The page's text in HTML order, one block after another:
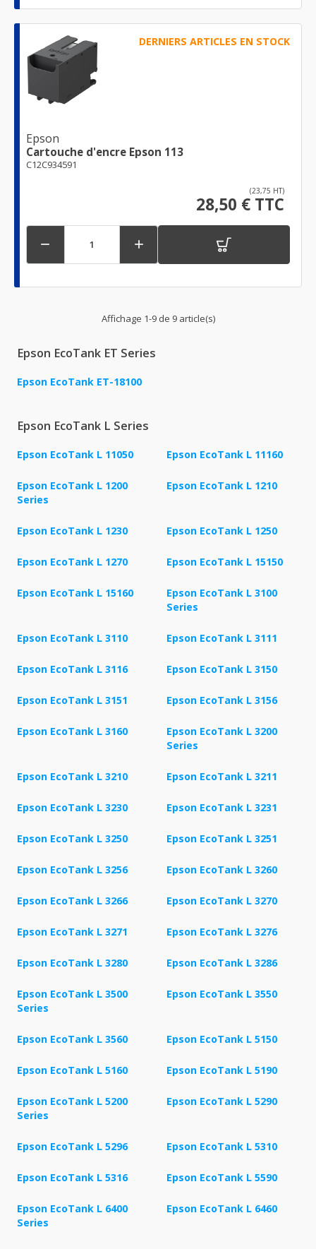
DERNIERS ARTICLES EN STOCK
Epson
Cartouche d'encre Epson 113
C12C934591
(23,75 HT)
28,50 € TTC
 
Affichage 1-9 de 9 article(s)
Epson EcoTank ET Series
Epson EcoTank ET-18100
Epson EcoTank L Series
Epson EcoTank L 11050 Epson EcoTank L 11160
Epson EcoTank L 1200
Series
Epson EcoTank L 1210
Epson EcoTank L 1230 Epson EcoTank L 1250
Epson EcoTank L 1270 Epson EcoTank L 15150
Epson EcoTank L 15160
Epson EcoTank L 3100
Series
Epson EcoTank L 3110 Epson EcoTank L 3111
Epson EcoTank L 3116 Epson EcoTank L 3150
Epson EcoTank L 3151 Epson EcoTank L 3156
Epson EcoTank L 3160
Epson EcoTank L 3200
Series
Epson EcoTank L 3210 Epson EcoTank L 3211
Epson EcoTank L 3230 Epson EcoTank L 3231
Epson EcoTank L 3250 Epson EcoTank L 3251
Epson EcoTank L 3256 Epson EcoTank L 3260
Epson EcoTank L 3266 Epson EcoTank L 3270
Epson EcoTank L 3271 Epson EcoTank L 3276
Epson EcoTank L 3280 Epson EcoTank L 3286
Epson EcoTank L 3500
Series
Epson EcoTank L 3550
Epson EcoTank L 3560 Epson EcoTank L 5150
Epson EcoTank L 5160 Epson EcoTank L 5190
Epson EcoTank L 5200
Series
Epson EcoTank L 5290
Epson EcoTank L 5296 Epson EcoTank L 5310
Epson EcoTank L 5316 Epson EcoTank L 5590
Epson EcoTank L 6400
Series
Epson EcoTank L 6460